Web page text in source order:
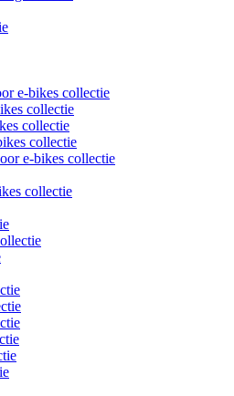
e-bikes collectie
collectie
collectie
collectie
e-bikes collectie
collectie